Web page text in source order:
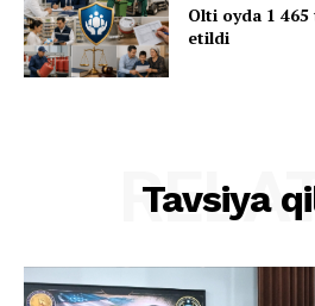
Olti oyda 1
etildi
Tavsiya